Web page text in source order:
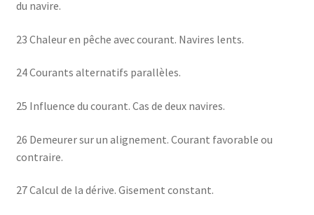
du navire.
23 Chaleur en pêche avec courant. Navires lents.
24 Courants alternatifs parallèles.
25 Influence du courant. Cas de deux navires.
26 Demeurer sur un alignement. Courant favorable ou
contraire.
27 Calcul de la dérive. Gisement constant.